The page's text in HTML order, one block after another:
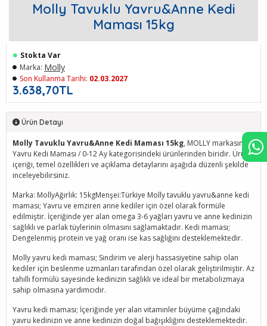
Molly Tavuklu Yavru&Anne Kedi
Maması 15kg
3.638,70TL
Stokta Var
Marka: Molly
Son Kullanma Tarihi: 02.03.2027
Ürün Detayı
Molly Tavuklu Yavru&Anne Kedi Maması 15kg, MOLLY markasının
Yavru Kedi Maması / 0-12 Ay kategorisindeki ürünlerinden biridir. Ürün
içeriği, temel özellikleri ve açıklama detaylarını aşağıda düzenli şekilde
inceleyebilirsiniz.
Marka: MollyAğırlık: 15kgMenşei:Türkiye Molly tavuklu yavru&anne kedi
maması; Yavru ve emziren anne kediler için özel olarak formüle
edilmiştir. İçeriğinde yer alan omega 3-6 yağları yavru ve anne kedinizin
sağlıklı ve parlak tüylerinin olmasını sağlamaktadır. Kedi maması;
Dengelenmiş protein ve yağ oranı ise kas sağlığını desteklemektedir.
Molly yavru kedi maması; Sindirim ve alerji hassasiyetine sahip olan
kediler için beslenme uzmanları tarafından özel olarak geliştirilmiştir. Az
tahıllı formülü sayesinde kedinizin sağlıklı ve ideal bir metabolizmaya
sahip olmasına yardımcıdır.
Yavru kedi maması; İçeriğinde yer alan vitaminler büyüme çağındaki
yavru kedinizin ve anne kedinizin doğal bağışıklığını desteklemektedir.